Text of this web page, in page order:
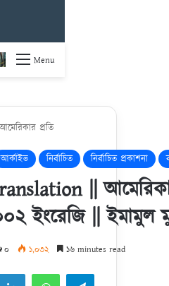
Menu
আমেরিকার প্রতি
আর্কাইভ নির্বাচিত নির্বাচিত প্রকাশনা
||
ইংরেজি || ইমামুল
০ ১,০৩২ ১৬ minutes read